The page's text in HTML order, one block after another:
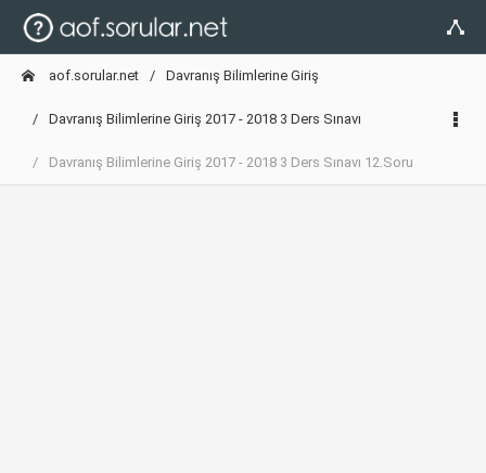
aof.sorular.net Davranış Bilimlerine Giriş
Davranış Bilimlerine Giriş 2017 - 2018 3 Ders Sınavı
Davranış Bilimlerine Giriş 2017 - 2018 3 Ders Sınavı 12.Soru